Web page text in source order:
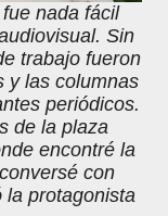
nada fácil
Sin
trabajo fueron
y las columnas
periódicos.
de la plaza
encontré la
con
la protagonista